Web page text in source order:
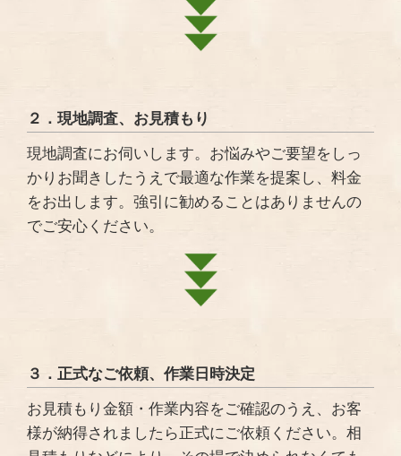
２．現地調査、お見積もり
現地調査にお伺いします。お悩みやご要望をしっ
かりお聞きしたうえで最適な作業を提案し、料金
をお出します。強引に勧めることはありませんの
でご安心ください。
３．正式なご依頼、作業日時決定
お見積もり金額・作業内容をご確認のうえ、お客
様が納得されましたら正式にご依頼ください。相